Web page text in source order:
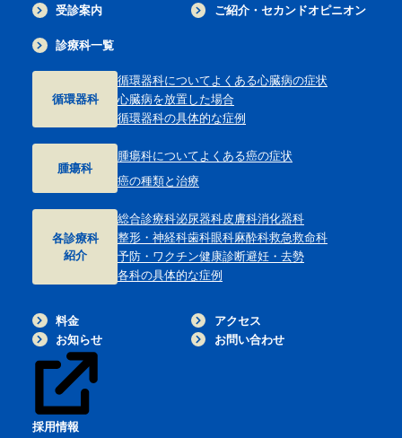
受診案内
ご紹介・セカンドオピニオン
診療科一覧
循環器科
循環器科についてよくある心臓病の症状
心臓病を放置した場合
循環器科の具体的な症例
腫瘍科
腫瘍科についてよくある癌の症状
癌の種類と治療
各診療科
紹介
総合診療科泌尿器科皮膚科消化器科
整形・神経科歯科眼科麻酔科救急救命科
予防・ワクチン健康診断避妊・去勢
各科の具体的な症例
料金
アクセス
お知らせ
お問い合わせ
採用情報